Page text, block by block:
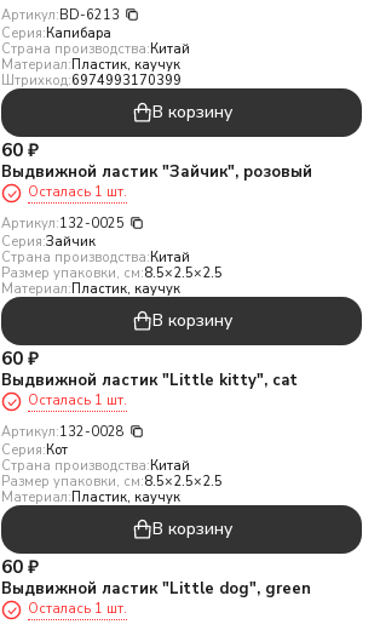
Артикул:BD-6213
Серия:Капибара
Страна производства:Китай
Материал:Пластик, каучук
Штрихкод:6974993170399
В корзину
60 ₽
Выдвижной ластик "Зайчик", розовый
Осталась 1 шт.
Артикул:132-0025
Серия:Зайчик
Страна производства:Китай
Размер упаковки, см:8.5×2.5×2.5
Материал:Пластик, каучук
В корзину
60 ₽
Выдвижной ластик "Little kitty", cat
Осталась 1 шт.
Артикул:132-0028
Серия:Кот
Страна производства:Китай
Размер упаковки, см:8.5×2.5×2.5
Материал:Пластик, каучук
В корзину
60 ₽
Выдвижной ластик "Little dog", green
Осталась 1 шт.